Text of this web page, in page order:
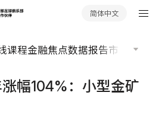
简体中文
课程金融焦点数据报告市场分析
幅104%：小型金矿